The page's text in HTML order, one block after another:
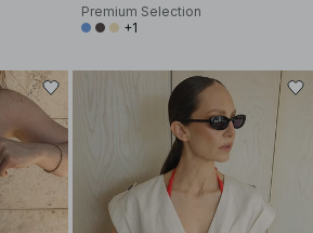
Premium Selection
+1